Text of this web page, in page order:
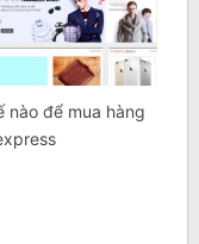
nào để mua hàng